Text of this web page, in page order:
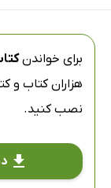
برای خواندن
هزاران کتاب و
نصب کنید.